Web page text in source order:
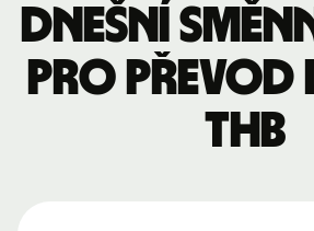
Dnešní
pro převod
THB